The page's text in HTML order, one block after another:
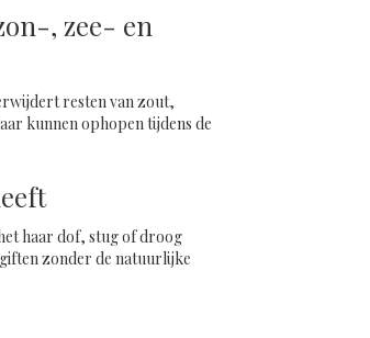
300
Sunlijn
, zee- en
resten van zout,
kunnen ophopen tijdens de
haar dof, stug of droog
zonder de natuurlijke